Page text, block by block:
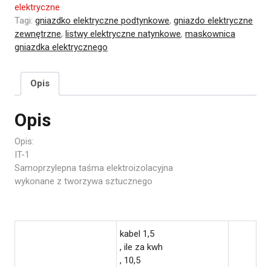
elektryczne
Tagi: gniazdko elektryczne podtynkowe, gniazdo elektryczne
zewnętrzne, listwy elektryczne natynkowe, maskownica
gniazdka elektrycznego
Opis
Opis
Opis:
IT-1
Samoprzylepna taśma elektroizolacyjna
wykonane z tworzywa sztucznego
kabel 1,5
, ile za kwh
, 10,5